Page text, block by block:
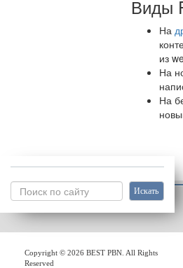
Виды
На
из
На
На
Copyright © 2026 BEST PBN. All Rights
Reserved